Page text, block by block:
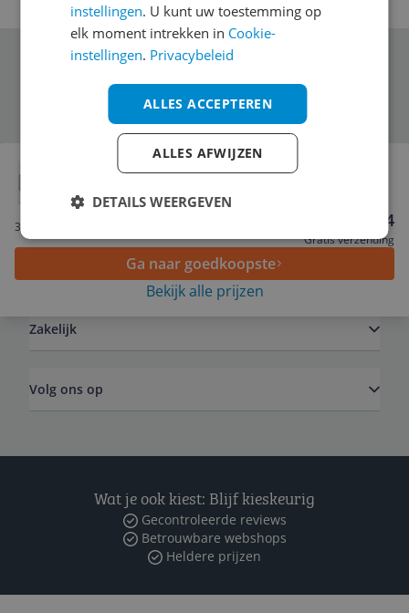
LEGRAND N4432 Bewegingsdetector
3 tot 4 dagen € 49,34
Gratis verzending
Ga naar goedkoopste
Bekijk alle prijzen
Schrijf je in voor onze nieuwsbrief
Service
Zakelijk
Volg ons op
Wat je ook kiest: Blijf kieskeurig
Gecontroleerde reviews
Betrouwbare webshops
Heldere prijzen
instellingen. U kunt uw toestemming op
elk moment intrekken in Cookie-
instellingen. Privacybeleid
ALLES ACCEPTEREN
ALLES AFWIJZEN
DETAILS WEERGEVEN